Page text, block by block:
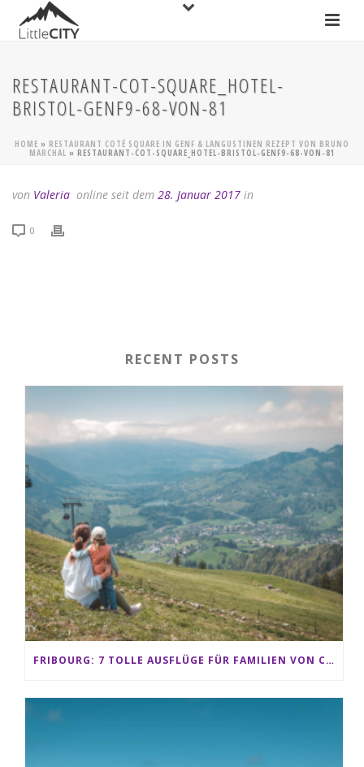
RESTAURANT-COT-SQUARE_HOTEL-
BRISTOL-GENF9-68-VON-81
HOME » RESTAURANT COTÉ SQUARE IN GENF & LANGUSTINEN REZEPT VON BRUNO
MARCHAL » RESTAURANT-COT-SQUARE_HOTEL-BRISTOL-GENF9-68-VON-81
von Valeria online seit dem 28. Januar 2017 in
0
RECENT POSTS
FRIBOURG: 7 TOLLE AUSFLÜGE FÜR FAMILIEN VON CHARMEY BIS LES PACCOTS